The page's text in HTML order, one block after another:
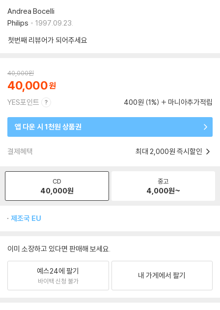
Andrea Bocelli
Philips
1997.09.23.
첫번째 리뷰어가 되어주세요
40,000원
40,000
YES포인트 400원 (1%) 마니아추가적립
앱 다운 시 1천원 상품권
결제혜택 최대 2,000원 즉시할인
CD
40,000원
중고
4,000원~
제조국 EU
이미 소장하고 있다면 판매해 보세요.
예스24에 팔기
바이백 신청 불가
내 가게에서 팔기